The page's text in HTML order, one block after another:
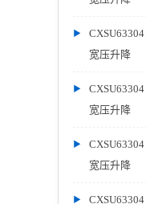
CXSU63304
宽压升降
CXSU63304
宽压升降
CXSU63304
宽压升降
CXSU63304